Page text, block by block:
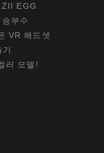
ZII EGG
부수
VR 헤드셋
러 모델!